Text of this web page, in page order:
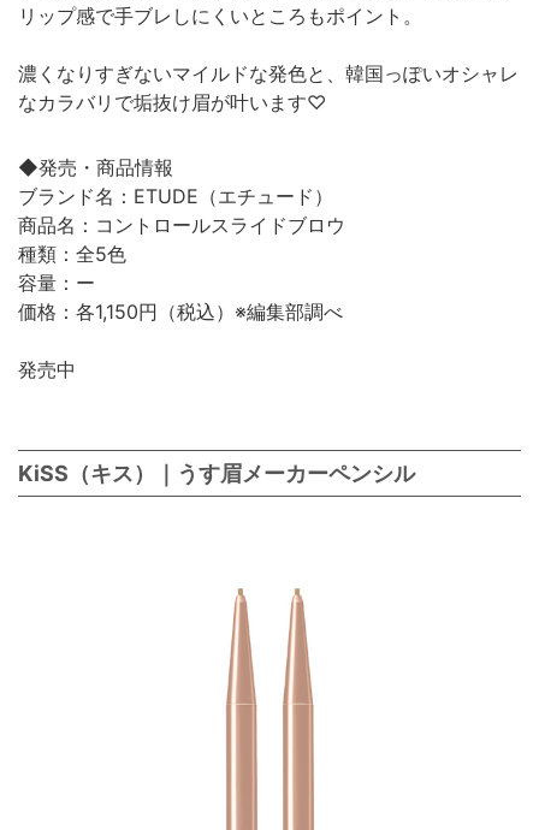
リップ感で手ブレしにくいところもポイント。
濃くなりすぎないマイルドな発色と、韓国っぽいオシャレ
なカラバリで垢抜け眉が叶います♡
◆発売・商品情報
ブランド名：ETUDE（エチュード）
商品名：コントロールスライドブロウ
種類：全5色
容量：ー
価格：各1,150円（税込）※編集部調べ
発売中
KiSS（キス）｜うす眉メーカーペンシル